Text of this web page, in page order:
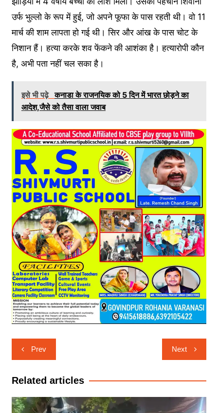
उर्फ भुल्लो के रूप में हुई, जो अपने फूफा के पास रहती थी। वो 11
मार्च की शाम लापता हो गई थी। सिर और आंख के पास चोट के
निशान हैं। हत्या करके शव फेंकने की आशंका है। हत्यारोपी कौन
है, अभी पता नहीं चल सका है।
इसे भी पढ़े कनाडा के राजनयिक को 5 दिन में भारत छोड़ने का
आदेश,जैसे को तैसा वाला जवाब
Post
navigation
Prev Next
Related articles